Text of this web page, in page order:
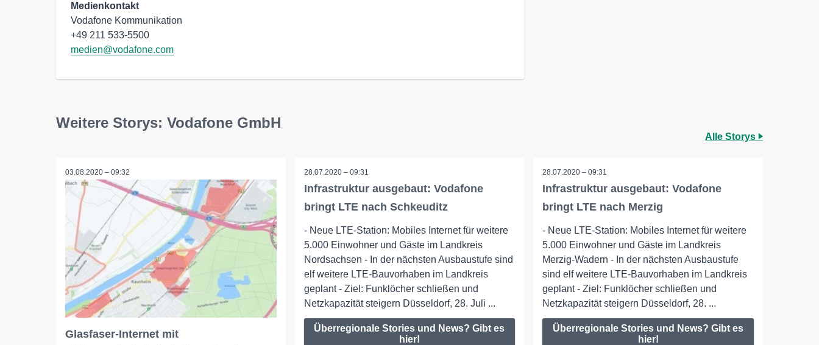
Medienkontakt
Vodafone Kommunikation
medien@vodafone.com
Weitere Storys: Vodafone GmbH
Alle Storys
03.08.2020 – 09:32
Glasfaser-Internet mit
28.07.2020 – 09:31
Infrastruktur ausgebaut: Vodafone
bringt LTE nach Schkeuditz
- Neue LTE-Station: Mobiles Internet für weitere
5.000 Einwohner und Gäste im Landkreis
Nordsachsen - In der nächsten Ausbaustufe sind
elf weitere LTE-Bauvorhaben im Landkreis
geplant - Ziel: Funklöcher schließen und
Netzkapazität steigern Düsseldorf, 28. Juli ...
Überregionale Stories und News? Gibt es
hier!
28.07.2020 – 09:31
Infrastruktur ausgebaut: Vodafone
bringt LTE nach Merzig
- Neue LTE-Station: Mobiles Internet für weitere
5.000 Einwohner und Gäste im Landkreis
Merzig-Wadern - In der nächsten Ausbaustufe
sind elf weitere LTE-Bauvorhaben im Landkreis
geplant - Ziel: Funklöcher schließen und
Netzkapazität steigern Düsseldorf, 28. ...
Überregionale Stories und News? Gibt es
hier!